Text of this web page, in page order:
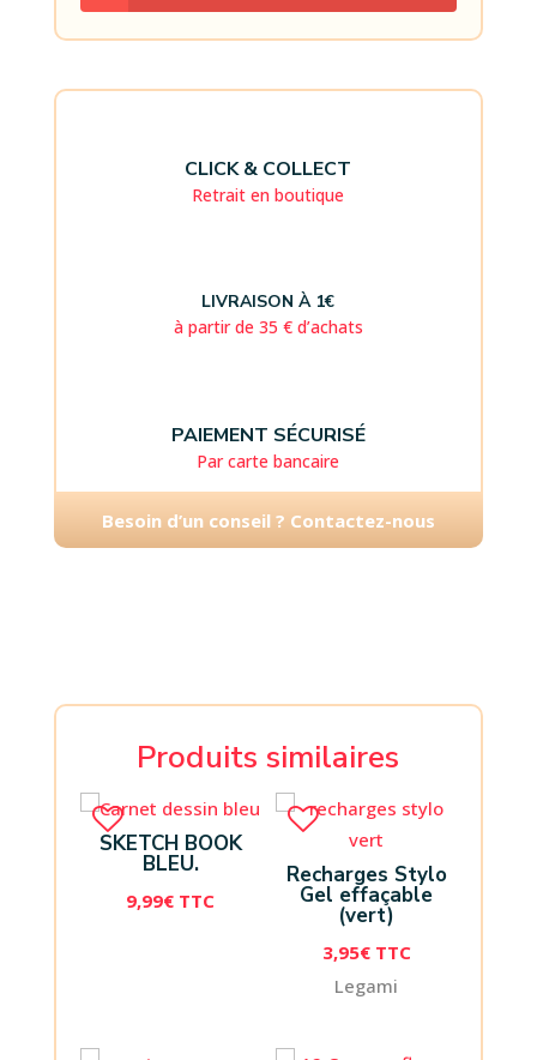
CLICK & COLLECT
Retrait en boutique
LIVRAISON À 1€
à partir de 35 € d’achats
PAIEMENT SÉCURISÉ
Par carte bancaire
Besoin d’un conseil ? Contactez-nous
Produits similaires
SKETCH BOOK
BLEU.
9,99€ TTC
Recharges Stylo
Gel effaçable
(vert)
3,95€ TTC
Legami